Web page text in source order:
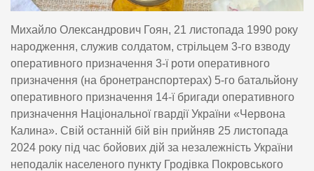
Михайло Олександрович Гоян, 21 листопада 1990 року
народження, служив солдатом, стрільцем 3-го взводу
оперативного призначення 3-ї роти оперативного
призначення (на бронетранспортерах) 5-го батальйону
оперативного призначення 14-ї бригади оперативного
призначення Національної гвардії України «Червона
Калина». Свій останній бій він прийняв 25 листопада
2024 року під час бойових дій за незалежність України
неподалік населеного пункту Гродівка Покровського